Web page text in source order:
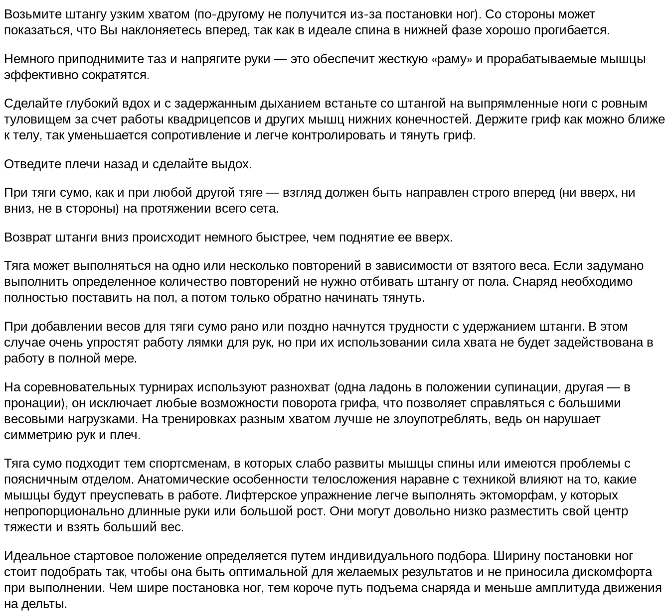
Возьмите штангу узким хватом (по-другому не получится из-за постановки ног). Со стороны может
показаться, что Вы наклоняетесь вперед, так как в идеале спина в нижней фазе хорошо прогибается.
Немного приподнимите таз и напрягите руки ― это обеспечит жесткую «раму» и прорабатываемые мышцы
эффективно сократятся.
Сделайте глубокий вдох и с задержанным дыханием встаньте со штангой на выпрямленные ноги с ровным
туловищем за счет работы квадрицепсов и других мышц нижних конечностей. Держите гриф как можно ближе
к телу, так уменьшается сопротивление и легче контролировать и тянуть гриф.
Отведите плечи назад и сделайте выдох.
При тяги сумо, как и при любой другой тяге ― взгляд должен быть направлен строго вперед (ни вверх, ни
вниз, не в стороны) на протяжении всего сета.
Возврат штанги вниз происходит немного быстрее, чем поднятие ее вверх.
Тяга может выполняться на одно или несколько повторений в зависимости от взятого веса. Если задумано
выполнить определенное количество повторений не нужно отбивать штангу от пола. Снаряд необходимо
полностью поставить на пол, а потом только обратно начинать тянуть.
При добавлении весов для тяги сумо рано или поздно начнутся трудности с удержанием штанги. В этом
случае очень упростят работу лямки для рук, но при их использовании сила хвата не будет задействована в
работу в полной мере.
На соревновательных турнирах используют разнохват (одна ладонь в положении супинации, другая ― в
пронации), он исключает любые возможности поворота грифа, что позволяет справляться с большими
весовыми нагрузками. На тренировках разным хватом лучше не злоупотреблять, ведь он нарушает
симметрию рук и плеч.
Тяга сумо подходит тем спортсменам, в которых слабо развиты мышцы спины или имеются проблемы с
поясничным отделом. Анатомические особенности телосложения наравне с техникой влияют на то, какие
мышцы будут преуспевать в работе. Лифтерское упражнение легче выполнять эктоморфам, у которых
непропорционально длинные руки или большой рост. Они могут довольно низко разместить свой центр
тяжести и взять больший вес.
Идеальное стартовое положение определяется путем индивидуального подбора. Ширину постановки ног
стоит подобрать так, чтобы она быть оптимальной для желаемых результатов и не приносила дискомфорта
при выполнении. Чем шире постановка ног, тем короче путь подъема снаряда и меньше амплитуда движения
на дельты.